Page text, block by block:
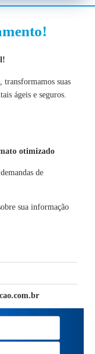
, transformamos suas
ágeis e seguros.
otimizado
de
sua informação